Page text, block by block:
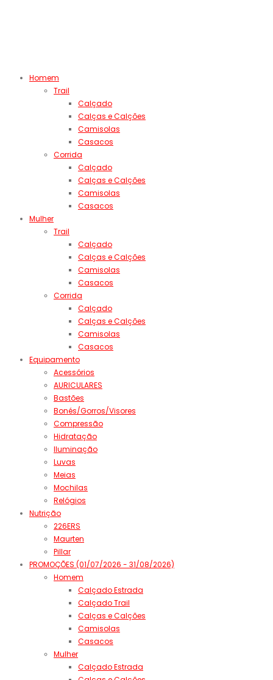
Homem
Trail
Calçado
Calças e Calções
Camisolas
Casacos
Corrida
Calçado
Calças e Calções
Camisolas
Casacos
Mulher
Trail
Calçado
Calças e Calções
Camisolas
Casacos
Corrida
Calçado
Calças e Calções
Camisolas
Casacos
Equipamento
Acessórios
AURICULARES
Bastões
Bonés/Gorros/Visores
Compressão
Hidratação
Iluminação
Luvas
Meias
Mochilas
Relógios
Nutrição
226ERS
Maurten
Pillar
PROMOÇÕES (01/07/2026 - 31/08/2026)
Homem
Calçado Estrada
Calçado Trail
Calças e Calções
Camisolas
Casacos
Mulher
Calçado Estrada